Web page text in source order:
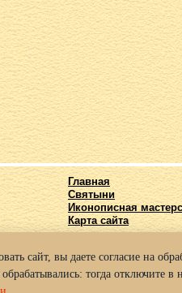
Главная
Святыни
Иконописная
Карта сайта
© 2016-2025
Политика
сайт, вы даете согласие на
тогда отключите в